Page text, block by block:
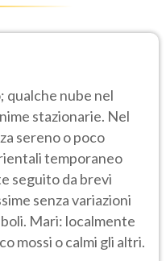
qualche nube nel
stazionarie. Nel
sereno o poco
temporaneo
seguito da brevi
senza variazioni
Mari: localmente
mossi o calmi gli altri.